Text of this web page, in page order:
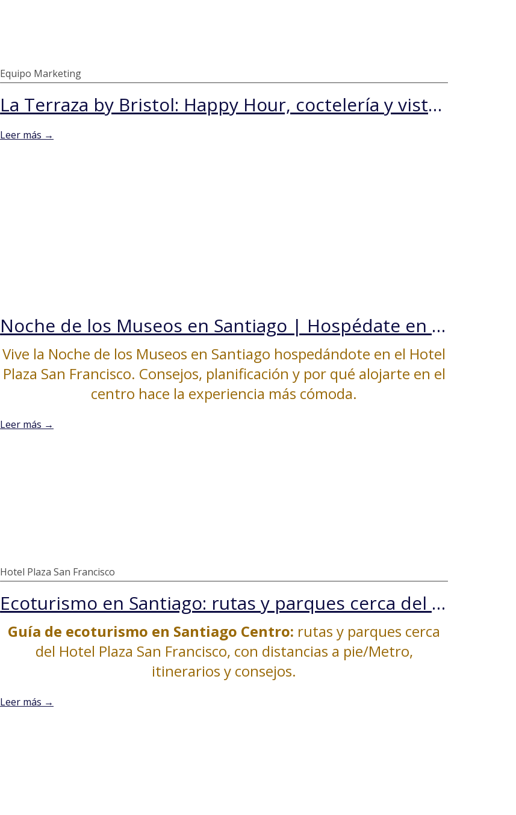
Equipo Marketing
La Terraza by Bristol: Happy Hour, coctelería y vista a la Alameda | Hotel Plaza San Francisco
Leer más
Noche de los Museos en Santiago | Hospédate en Hotel Plaza San Francisco
Vive la Noche de los Museos en Santiago hospedándote en el Hotel
Plaza San Francisco. Consejos, planificación y por qué alojarte en el
centro hace la experiencia más cómoda.
Leer más
Hotel Plaza San Francisco
Ecoturismo en Santiago: rutas y parques cerca del Hotel Plaza San Francisco
Guía de ecoturismo en Santiago Centro: rutas y parques cerca
del Hotel Plaza San Francisco, con distancias a pie/Metro,
itinerarios y consejos.
Leer más